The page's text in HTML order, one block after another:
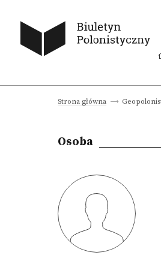
Strona główna
Osoba